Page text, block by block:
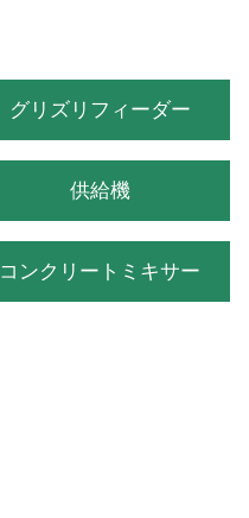
グリズリフィーダー
供給機
コンクリートミキサー